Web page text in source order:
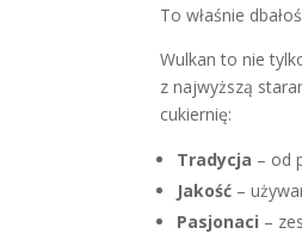
To właśnie
Wulkan to nie
z najwyższą
cukiernię:
Tradycja – od
Jakość –
Pasjonaci –